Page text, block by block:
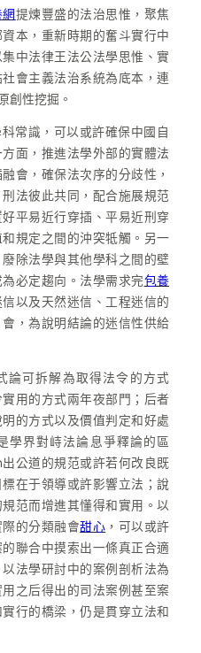
提煉豐盛的法治思惟，聚焦
本，重新時期的奮斗實行中
中法律王法公法學思惟、實
會主義法治系統為底本，連
創性挖掘。
常識，可以或許確保中國自
面，推進法學外部的實體法
會，確保法次序的分歧性，
法彼此共同，配合施展規范
平易近行穿插、平易近刑穿
規定之間的沖突牴觸。另一
除法學與其他學科之間的壁
必定趨向。法學需求完包養
以及天然迷信、工程迷信的
，為說明結論的迷信性供給
論可拆解為取得法令的方式
用的方式兩年夜部門；后者
的方式以及價值判定和好處
學界對峙法論息爭釋論的區
公道的規范或許若何改良既
在于領導或許影響立法；說
范而增進其懂得和實用。以
的分類融會甜心 ，可以或許
聯合中摸索出一條真正合適
法學研討中的案例剖析法為
之后得出的司法案例甚至案
行的橋梁，仍是貫穿立法和